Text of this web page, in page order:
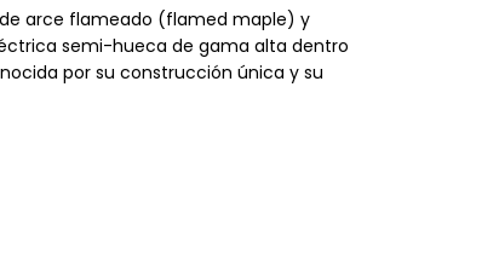
arce flameado (flamed maple) y
semi-hueca de gama alta dentro
por su construcción única y su